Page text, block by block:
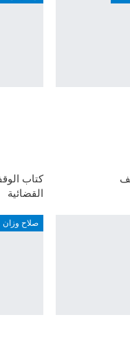
كتاب
القضائية
صلاح وزان